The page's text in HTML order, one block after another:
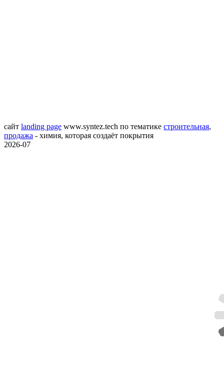
сайт landing page www.syntez.tech по тематике строительная,
продажа - химия, которая создаёт покрытия
2026-07